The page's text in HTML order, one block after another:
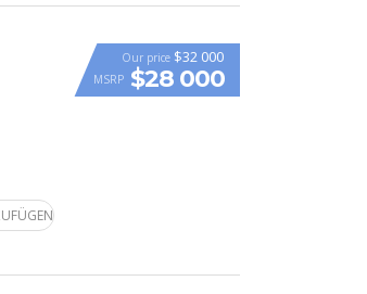
Our price $32 000
MSRP $28 000